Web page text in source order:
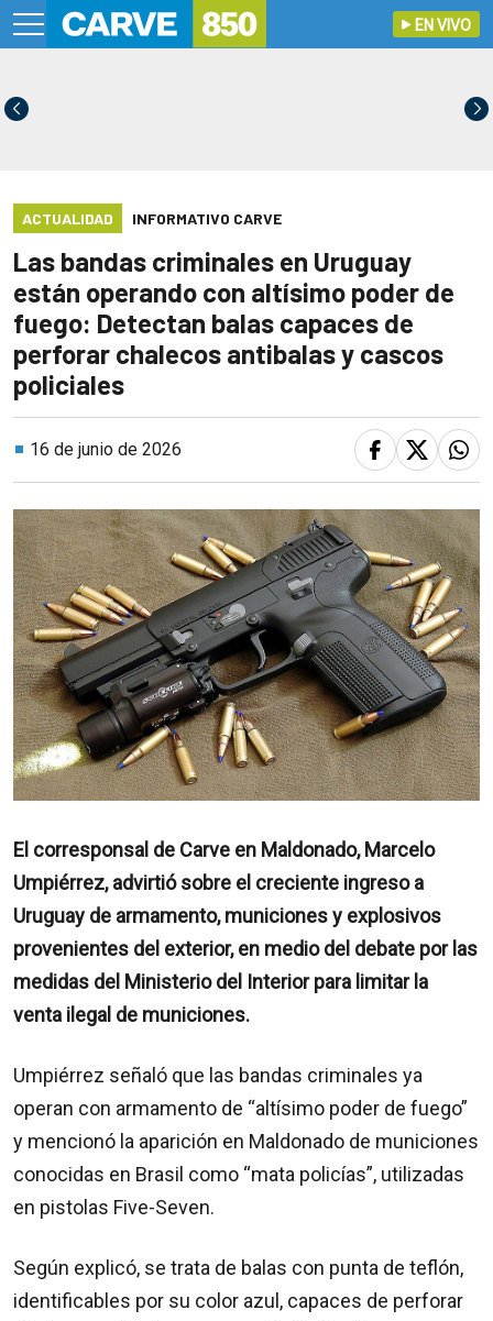
EN VIVO
ACTUALIDAD INFORMATIVO CARVE
Las bandas criminales en Uruguay
están operando con altísimo poder de
fuego: Detectan balas capaces de
perforar chalecos antibalas y cascos
policiales
16 de junio de 2026
El corresponsal de Carve en Maldonado, Marcelo
Umpiérrez, advirtió sobre el creciente ingreso a
Uruguay de armamento, municiones y explosivos
provenientes del exterior, en medio del debate por las
medidas del Ministerio del Interior para limitar la
venta ilegal de municiones.
Umpiérrez señaló que las bandas criminales ya
operan con armamento de “altísimo poder de fuego”
y mencionó la aparición en Maldonado de municiones
conocidas en Brasil como “mata policías”, utilizadas
en pistolas Five-Seven.
Según explicó, se trata de balas con punta de teflón,
identificables por su color azul, capaces de perforar